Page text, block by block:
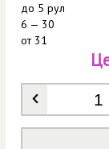
до 5 рул
6 — 30
от31